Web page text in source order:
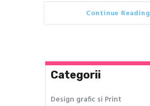
Continue Reading
Categorii
Design grafic si Print